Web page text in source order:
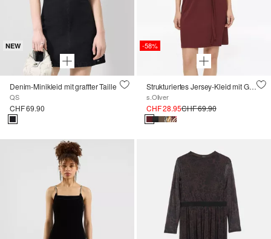
NEW
Denim-Minikleid mit graffter Taille
QS
CHF 69.90
-58%
Strukturiertes Jersey-Kleid mit Gürtel und Knopfleiste
s.Oliver
CHF 28.95CHF 69.90